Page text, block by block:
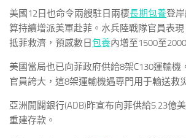
美國12日也命令兩艘駐日兩棲長期包養登
算持續增派美軍赴菲。水兵陸戰隊官員表
抵菲救濟，預感數日包養內增至1500至
美國當局也已向菲政府供給8架C130運輸機
官員誇大，這8架運輸機遇專門用于輸送救
亞洲開闢銀行(ADB)昨宣布向菲供給5.23億
重建存款。